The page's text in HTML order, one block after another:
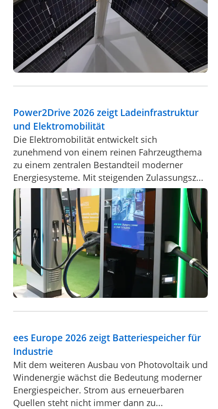
Power2Drive 2026 zeigt Ladeinfrastruktur
und Elektromobilität
Die Elektromobilität entwickelt sich
zunehmend von einem reinen Fahrzeugthema
zu einem zentralen Bestandteil moderner
Energiesysteme. Mit steigenden Zulassungsz...
ees Europe 2026 zeigt Batteriespeicher für
Industrie
Mit dem weiteren Ausbau von Photovoltaik und
Windenergie wächst die Bedeutung moderner
Energiespeicher. Strom aus erneuerbaren
Quellen steht nicht immer dann zu...